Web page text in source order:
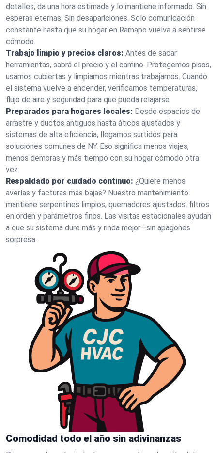
detalles, da una hora estimada y lo mantiene informado. Sin
esperas eternas. Sin desapariciones. Solo comunicación
constante hasta que su hogar en Ramapo vuelva a sentirse
cómodo.
Trabajo limpio y precios claros: Antes de sacar
herramientas, sabrá el precio y el camino. Protegemos pisos,
usamos cubiertas y limpiamos mientras trabajamos. Cuando
el sistema vuelve a encender, verificamos temperaturas,
flujo de aire y seguridad para que pueda relajarse.
Preparados para hogares locales: Desde espacios de
arrastre y ductos antiguos hasta áticos ajustados y
sistemas de alta eficiencia, llegamos surtidos para
soluciones comunes de NY. Eso significa menos viajes,
menos demoras y más tiempo con su hogar cómodo otra
vez.
Respaldado por cuidado continuo: ¿Quiere menos
averías y facturas más bajas? Nuestro mantenimiento
mantiene serpentines limpios, quemadores ajustados, filtros
en orden y parámetros finos. Las visitas estacionales ayudan
a que su sistema dure más y rinda mejor—sin apagones
sorpresa.
Comodidad todo el año sin adivinanzas